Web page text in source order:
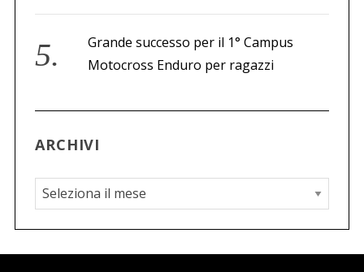
Grande successo per il 1° Campus
Motocross Enduro per ragazzi
ARCHIVI
A
r
c
h